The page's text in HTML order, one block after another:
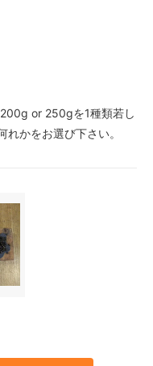
(内税)
(内税)
or 250gを1種類若し
かをお選び下さい。